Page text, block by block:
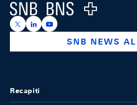
Logo
https://x.com/snb_bns
https://ch.linkedin.com/
https://
SNB NEWS
Recapiti